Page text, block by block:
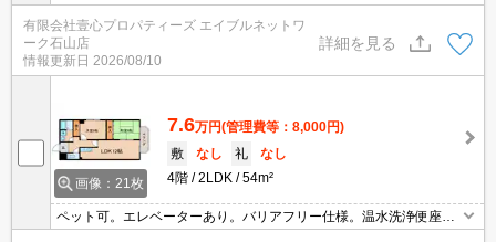
有限会社壹心プロパティーズ エイブルネットワ
ーク石山店
情報更新日 2026/08/10
詳細を見る
画像：21枚
7.6万円(管理費等：8,000円)
敷
なし 礼
なし
4階
2LDK 54m²
ペット可。エレベーターあり。バリアフリー仕様。温水洗浄便座付
き。連帯保証人要。要火災保険。